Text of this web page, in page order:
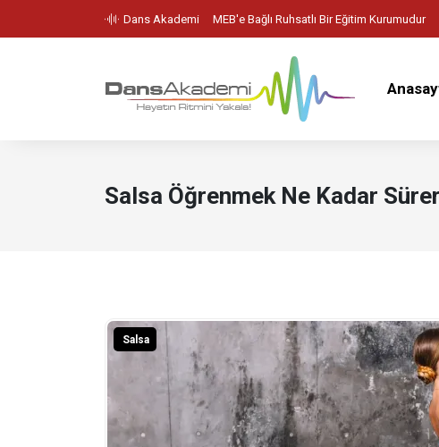
Dans Akademi MEB'e Bağlı Ruhsatlı Bir Eğitim Kurumudur
Salsa Öğrenmek Ne Kadar
Salsa